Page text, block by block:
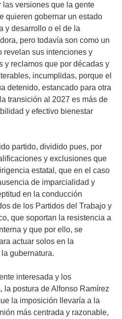
versiones que la gente
quieren gobernar un estado
y desarrollo o el de la
pero todavía son como un
revelan sus intenciones y
y reclamos que por décadas y
incumplidas, porque el
detenido, estancado para otra
transición al 2027 es más de
y efectivo bienestar
partido, dividido pues, por
y exclusiones que
estatal, que en el caso
de imparcialidad y
en la conducción
de los Partidos del Trabajo y
que soportan la resistencia a
y que por ello, se
actuar solos en la
gubernatura.
interesada y los
la postura de Alfonso Ramírez
la imposición llevaría a la
más centrada y razonable,